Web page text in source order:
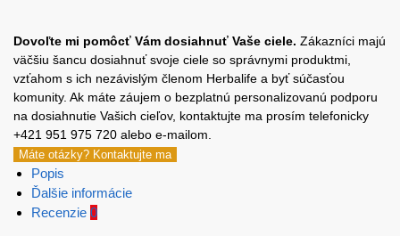
Dovoľte mi pomôcť Vám dosiahnuť Vaše ciele. Zákazníci majú
väčšiu šancu dosiahnuť svoje ciele so správnymi produktmi,
vzťahom s ich nezávislým členom Herbalife a byť súčasťou
komunity. Ak máte záujem o bezplatnú personalizovanú podporu
na dosiahnutie Vašich cieľov, kontaktujte ma prosím telefonicky
+421 951 975 720 alebo e-mailom.
Máte otázky? Kontaktujte ma
Popis
Ďalšie informácie
Recenzie 0